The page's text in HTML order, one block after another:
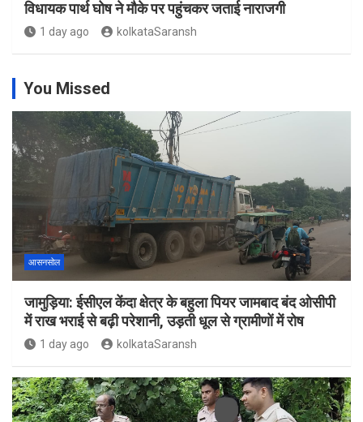
विधायक पार्थ घोष ने मौके पर पहुंचकर जताई नाराजगी
1 day ago kolkataSaransh
You Missed
आसनसोल
जामुड़िया: ईसीएल केंदा क्षेत्र के बहुला पियर जामबाद बंद ओसीपी
में राख भराई से बढ़ी परेशानी, उड़ती धूल से ग्रामीणों में रोष
1 day ago kolkataSaransh